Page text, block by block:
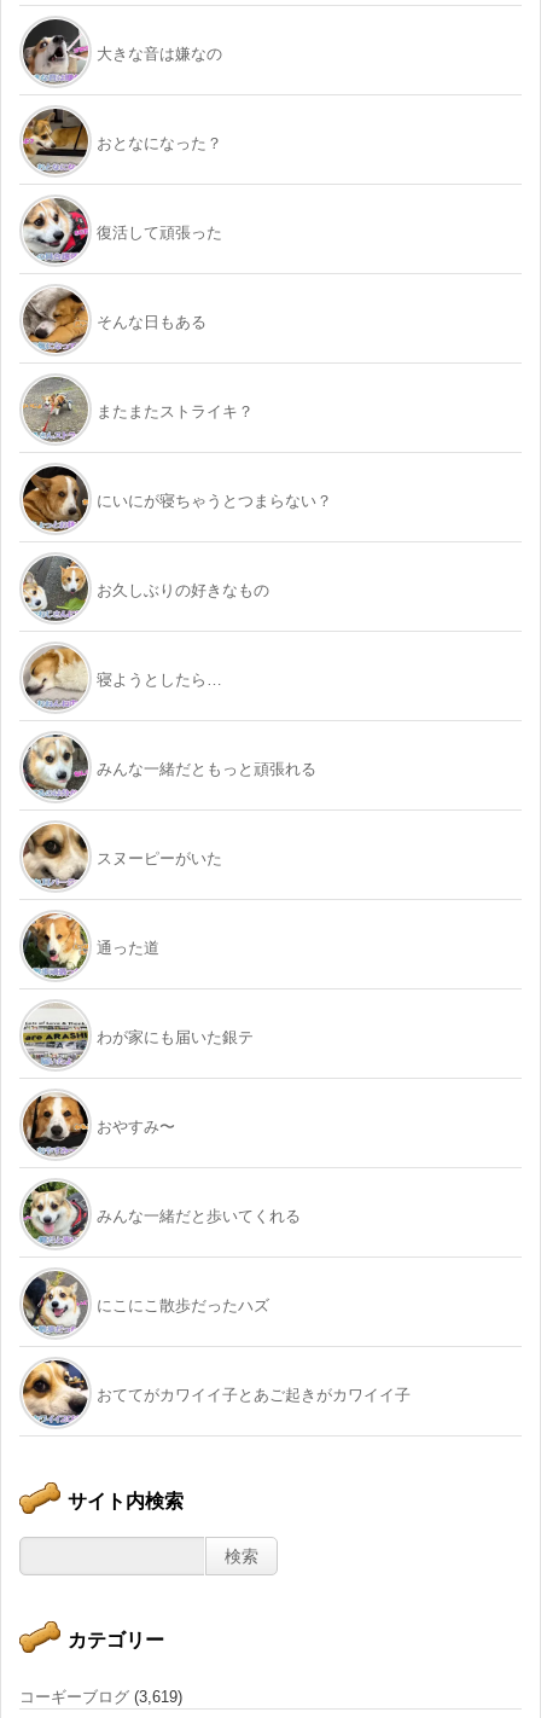
大きな音は嫌なの
おとなになった？
復活して頑張った
そんな日もある
またまたストライキ？
にいにが寝ちゃうとつまらない？
お久しぶりの好きなもの
寝ようとしたら…
みんな一緒だともっと頑張れる
スヌーピーがいた
通った道
わが家にも届いた銀テ
おやすみ〜
みんな一緒だと歩いてくれる
にこにこ散歩だったハズ
おててがカワイイ子とあご起きがカワイイ子
サイト内検索
カテゴリー
コーギーブログ (3,619)